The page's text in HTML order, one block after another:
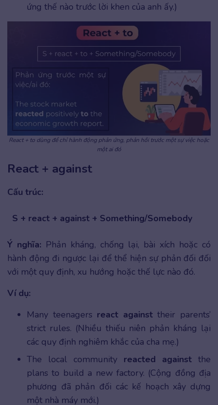
ứng thế nào trước lời khen của anh ấy.)
React + to dùng để chỉ hành động phản ứng, phản hồi trước một sự việc hoặc
một ai đó
React + against
Cấu trúc:
S + react + against + Something/Somebody
Ý nghĩa: Phản kháng, chống lại, bài xích hoặc có
hành động đi ngược lại để thể hiện sự phản đối đối
với một quy định, xu hướng hoặc thế lực nào đó.
Ví dụ:
Many teenagers react againsttheir parents’
strict rules. (Nhiều thiếu niên phản kháng lại
các quy định nghiêm khắc của cha mẹ.)
The local community reacted against the
plans to build a new factory. (Cộng đồng địa
phương đã phản đối các kế hoạch xây dựng
một nhà máy mới.)